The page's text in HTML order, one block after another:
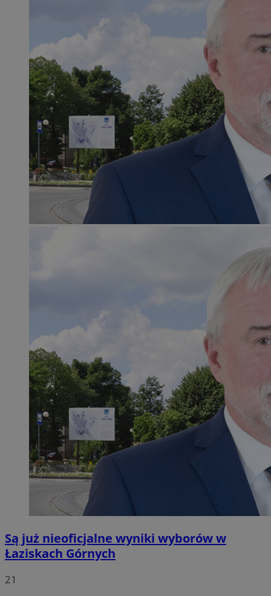
Są już nieoficjalne wyniki wyborów w
Łaziskach Górnych
21